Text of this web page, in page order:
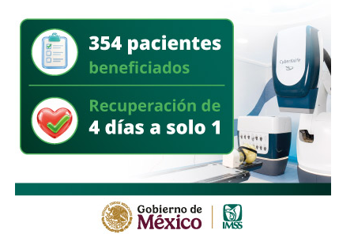
realidad nadie lo sabe a ciencia cierta, otras en toda la
ciudad, lasque avisen que la ciclovía no es para que se
estacionen autos de los negocios de Carranza o
Himno Nacional.
La Avenida Chapultepec tiene varias señales que indican
que ellímite de velocidad es de 50 km/h, algunas casi
borradas -ahí te encargo, Ayuntamiento- pero en los
videos que circularon de autos voladores,en ninguno de
los casos, la velocidad del vehículo estaba por debajo
del límite permitido